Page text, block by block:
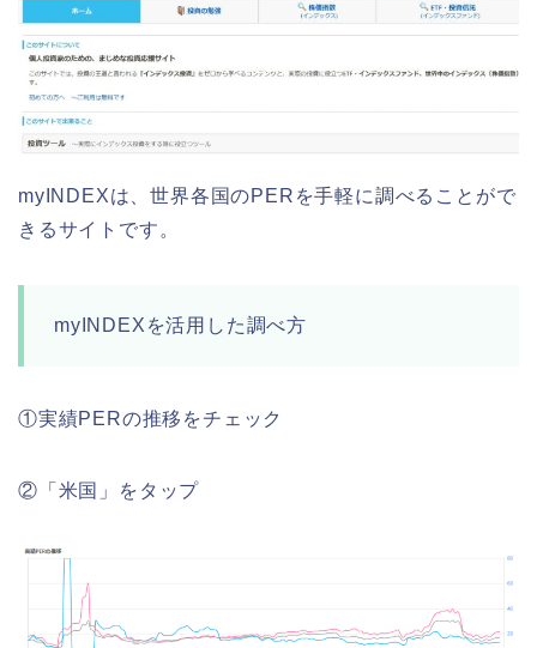
myINDEXは、世界各国のPERを手軽に調べることがで
きるサイトです。
myINDEXを活用した調べ方
①実績PERの推移をチェック
②「米国」をタップ